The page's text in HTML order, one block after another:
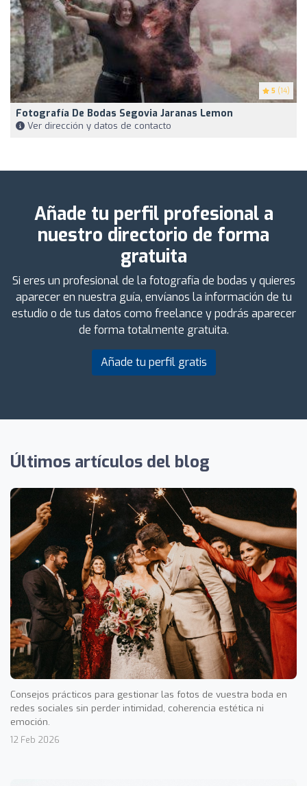
5 (14)
Fotografía De Bodas Segovia Jaranas Lemon
Ver dirección y datos de contacto
Añade tu perfil profesional a
nuestro directorio de forma
gratuita
Si eres un profesional de la fotografía de bodas y quieres
aparecer en nuestra guía, envíanos la información de tu
estudio o de tus datos como freelance y podrás aparecer
de forma totalmente gratuita.
Añade tu perfil gratis
Últimos artículos del blog
Consejos prácticos para gestionar las fotos de vuestra boda en
redes sociales sin perder intimidad, coherencia estética ni
emoción.
12 Feb 2026